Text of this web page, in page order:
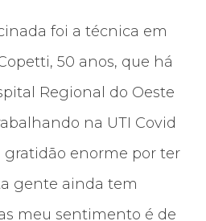
foi a técnica em
50 anos, que há
Regional do Oeste
na UTI Covid
gratidão enorme por ter
gente ainda tem
meu sentimento é de